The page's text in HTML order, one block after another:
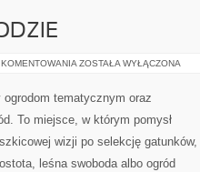
DIY
TO
SAM
OGRODZIE
ZOSTAŁA WYŁĄCZONA
tematycznym oraz
To miejsce, w którym pomysł
wizji po selekcję gatunków,
leśna swoboda albo ogród